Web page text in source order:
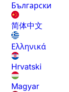
Български
简体中文
Ελληνικά
Hrvatski
Magyar